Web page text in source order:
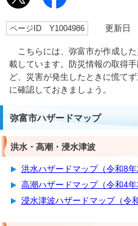
ページID Y1004986 更新日
こちらには、弥富市が作成し
載しています。防災情報の取得
ど、災害が発生したときに慌て
に確認しておきましょう。
弥富市ハザードマップ
洪水・高潮・浸水津波
洪水ハザードマップ（令和8年
高潮ハザードマップ（令和4年
浸水津波ハザードマップ（令